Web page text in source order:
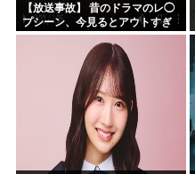
【放送事故】 昔のドラマのレ◯
プシーン、今見るとアウトすぎ
る・・・